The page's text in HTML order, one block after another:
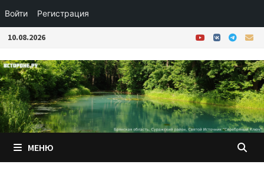
Войти Регистрация
Перейти
содержимому
10.08.2026
МЕНЮ